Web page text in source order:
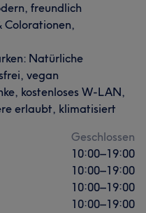
freundlich
Colorationen,
Natürliche
vegan
kostenloses W-LAN,
erlaubt, klimatisiert
Geschlossen
10:00–19:00
10:00–19:00
10:00–19:00
10:00–19:00